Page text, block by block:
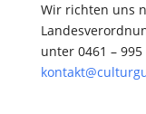
Wir richten uns
unter 0461 –